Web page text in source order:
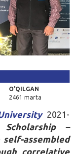
O'QILGAN
2461 marta
2021-
Scholarship –
assembled
correlative